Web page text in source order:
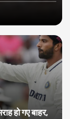
हो गए बाहर,